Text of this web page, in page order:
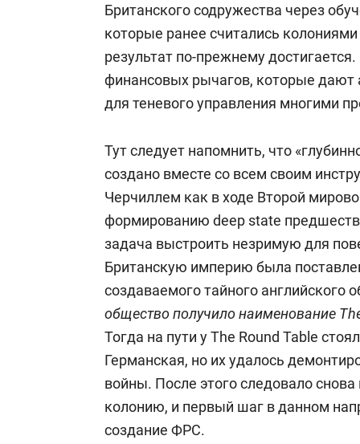
Британского содружества через
которые ранее считались
результат по-прежнему
финансовых рычагов, которые
для теневого управления многими
Тут следует напомнить, что
создано вместе со всем своим
Черчиллем как в ходе Второй
формированию deep state
задача выстроить незримую для
Британскую империю была
создаваемого тайного английского
общество получило наименование
Тогда на пути у The Round Table
Германская, но их удалось
войны. После этого следовало
колонию, и первый шаг в данном
создание ФРС.